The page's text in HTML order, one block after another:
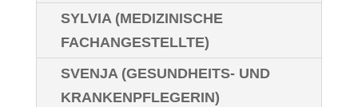
SYLVIA (MEDIZINISCHE
FACHANGESTELLTE)
SVENJA (GESUNDHEITS- UND
KRANKENPFLEGERIN)